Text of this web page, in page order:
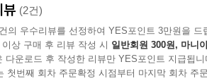
, 이런 이야기가 담길 것 같다. 대단히 소
브롬톤이기에 가능한 오늘이 선물처럼 포
뷰 (2건)
의 우수리뷰를 선정하여 YES포인트 3만원을 드
상 구매 후 리뷰 작성 시 일반회원 300원, 마니
다운로드 후 작성한 리뷰만 YES포인트 지급됩니
첫번째 회차 주문확정 시점부터 마지막 회차 주